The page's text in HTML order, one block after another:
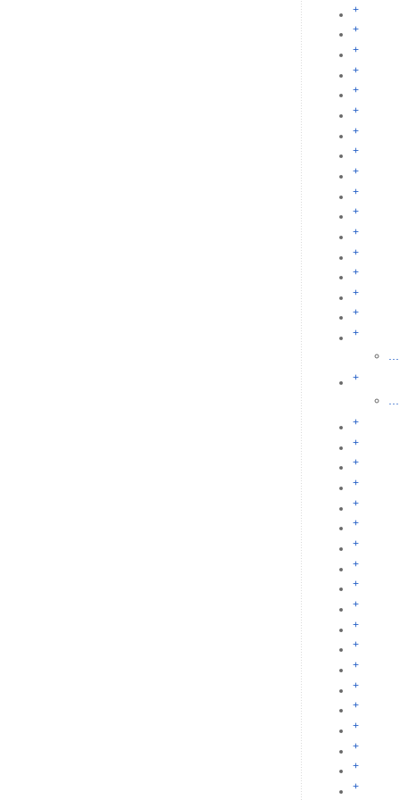
+
+
+
+
+
+
+
+
+
+
+
+
+
+
+
+
+
...
+
...
+
+
+
+
+
+
+
+
+
+
+
+
+
+
+
+
+
+
+